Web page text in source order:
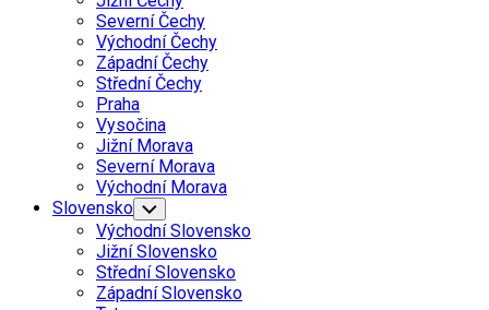
Menu
Severní Čechy
Východní Čechy
Západní Čechy
Střední Čechy
Praha
Vysočina
Jižní Morava
Severní Morava
Východní Morava
Slovensko Toggle
Child
Menu
Východní Slovensko
Jižní Slovensko
Střední Slovensko
Západní Slovensko